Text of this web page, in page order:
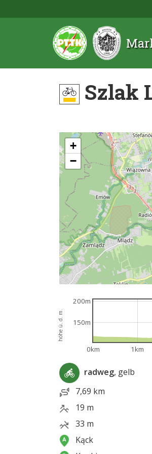
Szlak
+
−
höhe ü. d. m.
0km 1km
150m
200m
radweg, gelb
7,69 km
19 m
33 m
Kąck